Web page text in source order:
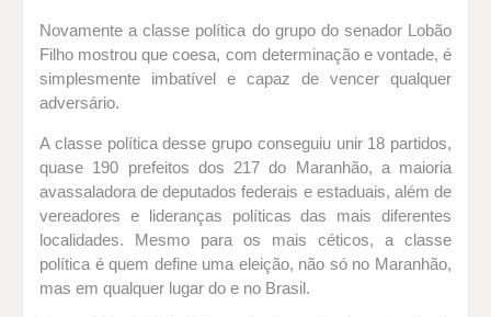
Novamente a classe política do grupo do senador Lobão
Filho mostrou que coesa, com determinação e vontade, é
simplesmente imbatível e capaz de vencer qualquer
adversário.
A classe política desse grupo conseguiu unir 18 partidos,
quase 190 prefeitos dos 217 do Maranhão, a maioria
avassaladora de deputados federais e estaduais, além de
vereadores e lideranças políticas das mais diferentes
localidades. Mesmo para os mais céticos, a classe
política é quem define uma eleição, não só no Maranhão,
mas em qualquer lugar do e no Brasil.